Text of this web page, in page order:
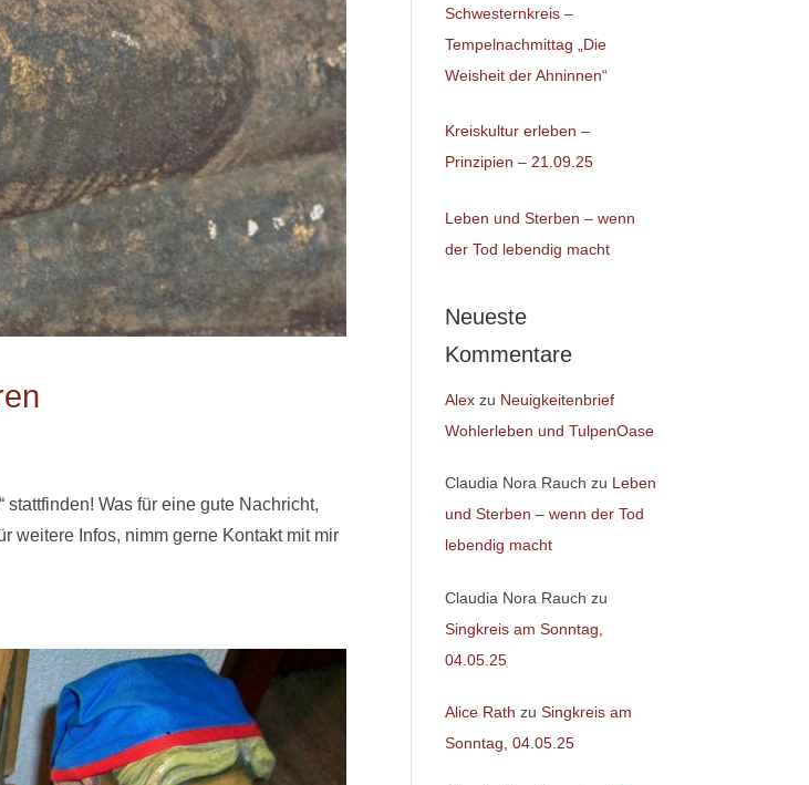
Was für eine gute Nachricht,
weitere Infos, nimm gerne Kontakt mit mir
Schwesternkreis –
Tempelnachmittag „Die
Weisheit der Ahninnen“
Kreiskultur erleben –
Prinzipien – 21.09.25
Leben und Sterben – wenn
der Tod lebendig macht
Neueste
Kommentare
Alex zu Neuigkeitenbrief
Wohlerleben und TulpenOase
Claudia Nora Rauch zu Leben
und Sterben – wenn der Tod
lebendig macht
Claudia Nora Rauch zu
Singkreis am Sonntag,
04.05.25
Alice Rath zuSingkreis am
Sonntag, 04.05.25